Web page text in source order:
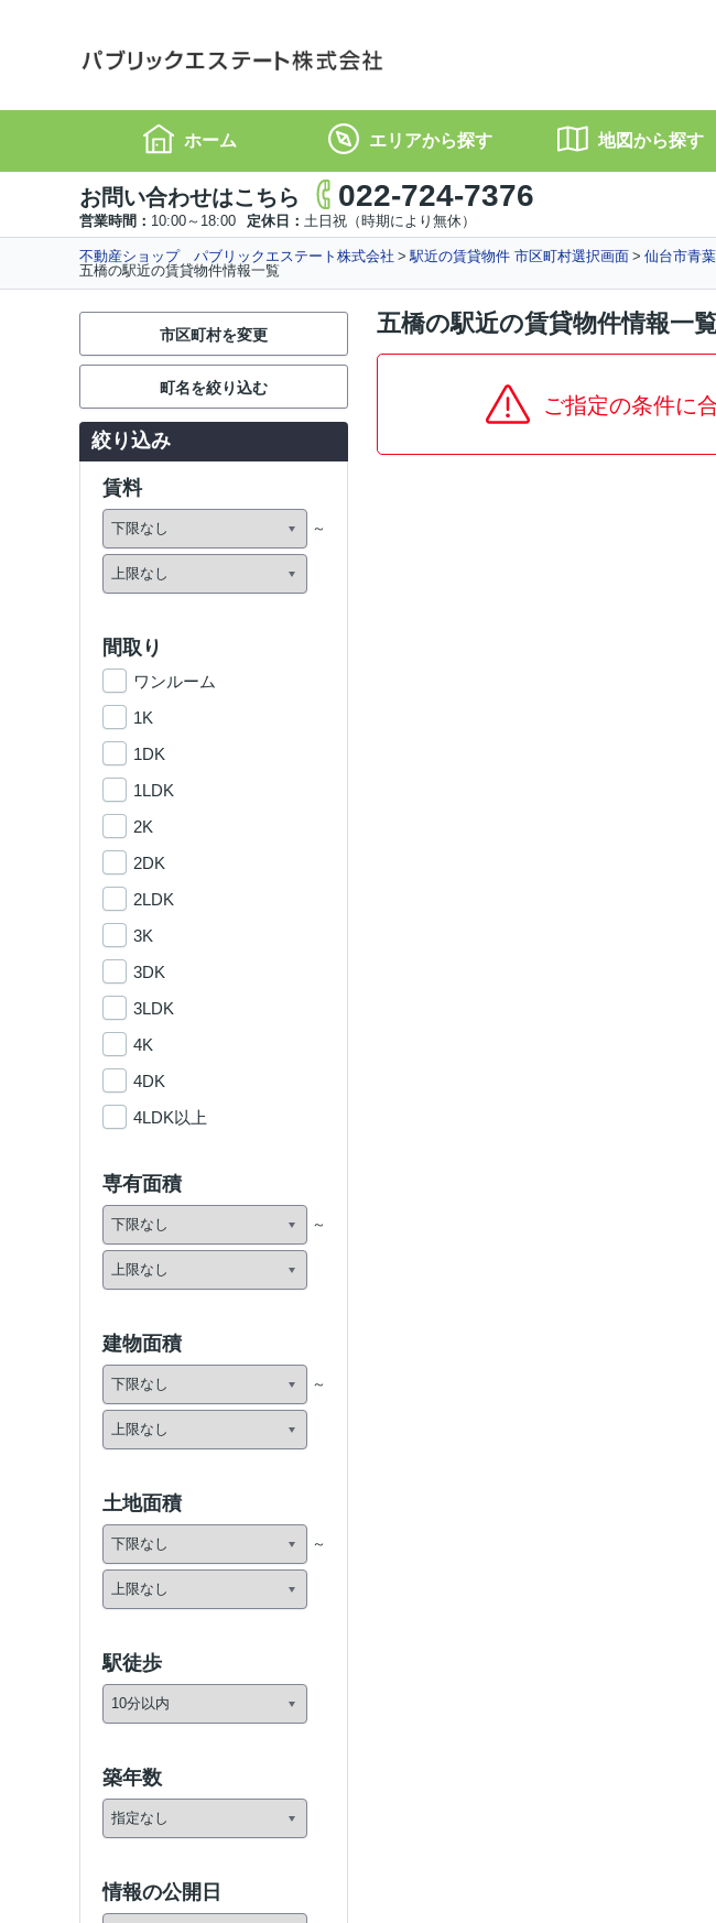
ホーム エリアから探す 地図から探す
お問い合わせはこちら 022-724-7376
営業時間： 10:00～18:00 定休日： 土日祝（時期により無休）
不動産ショップ パブリックエステート株式会社 駅近の賃貸物件 市区町村選択画面 仙台市青
五橋の駅近の賃貸物件情報一覧
五橋の駅近の賃貸物件情報一
ご指定の条件に
市区町村を変更
町名を絞り込む
絞り込み
賃料
間取り
ワンルーム
1K
1DK
1LDK
2K
2DK
2LDK
3K
3DK
3LDK
4K
4DK
4LDK以上
専有面積
建物面積
土地面積
駅徒歩
築年数
情報の公開日